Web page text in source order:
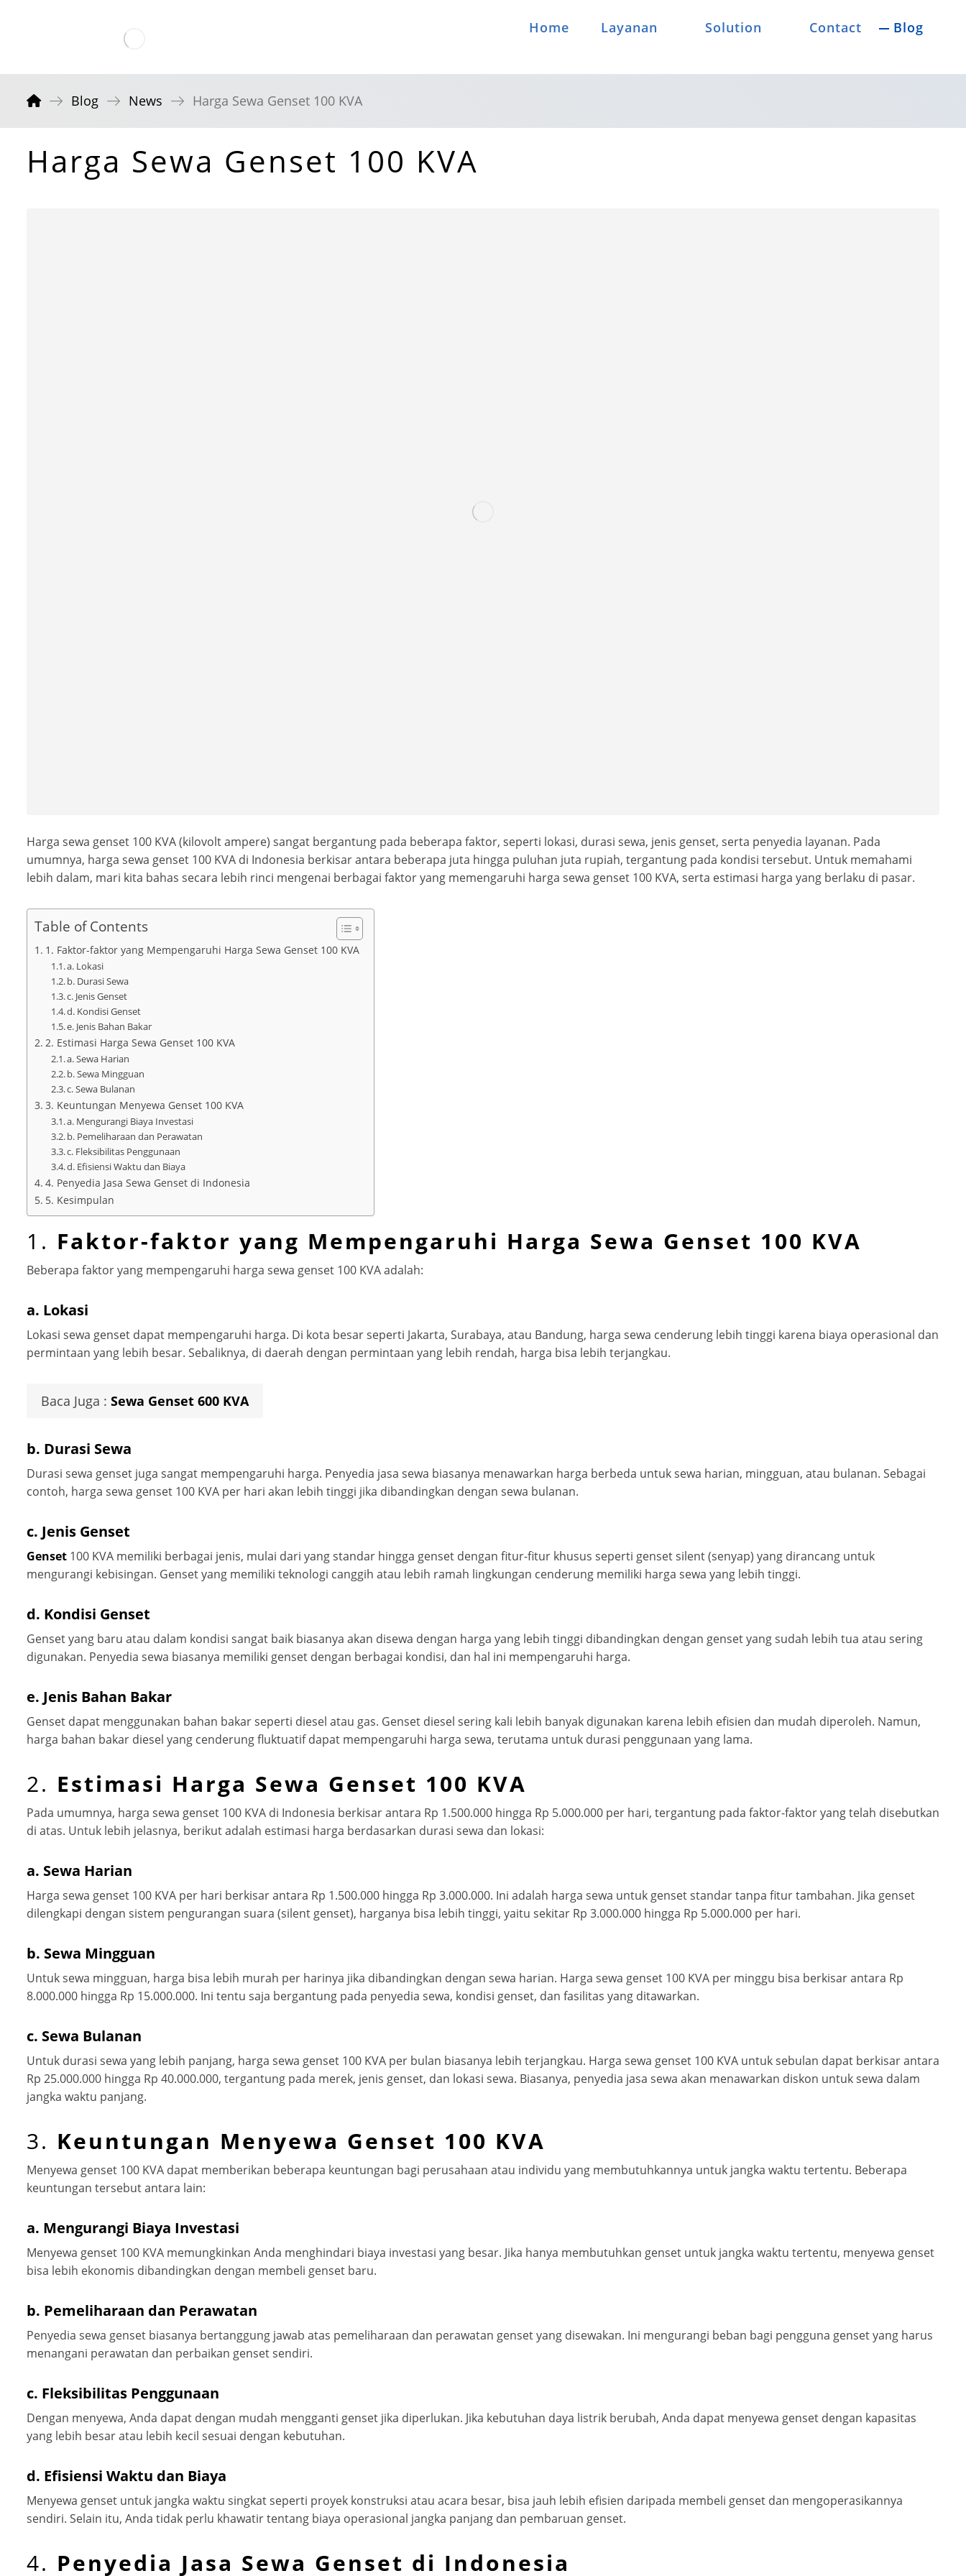
Home Layanan Solution Contact Blog
Blog News Harga Sewa Genset 100 KVA
Harga Sewa Genset 100 KVA
Harga sewa genset 100 KVA (kilovolt ampere) sangat bergantung pada beberapa faktor, seperti lokasi, durasi sewa, jenis genset, serta penyedia layanan. Pada
umumnya, harga sewa genset 100 KVA di Indonesia berkisar antara beberapa juta hingga puluhan juta rupiah, tergantung pada kondisi tersebut. Untuk memahami
lebih dalam, mari kita bahas secara lebih rinci mengenai berbagai faktor yang memengaruhi harga sewa genset 100 KVA, serta estimasi harga yang berlaku di pasar.
Table of Contents
1. Faktor-faktor yang Mempengaruhi Harga Sewa Genset 100 KVA
a. Lokasi
b. Durasi Sewa
c. Jenis Genset
d. Kondisi Genset
e. Jenis Bahan Bakar
2. Estimasi Harga Sewa Genset 100 KVA
a. Sewa Harian
b. Sewa Mingguan
c. Sewa Bulanan
3. Keuntungan Menyewa Genset 100 KVA
a. Mengurangi Biaya Investasi
b. Pemeliharaan dan Perawatan
c. Fleksibilitas Penggunaan
d. Efisiensi Waktu dan Biaya
4. Penyedia Jasa Sewa Genset di Indonesia
5. Kesimpulan
1. Faktor-faktor yang Mempengaruhi Harga Sewa Genset 100 KVA
Beberapa faktor yang mempengaruhi harga sewa genset 100 KVA adalah:
a. Lokasi
Lokasi sewa genset dapat mempengaruhi harga. Di kota besar seperti Jakarta, Surabaya, atau Bandung, harga sewa cenderung lebih tinggi karena biaya operasional dan
permintaan yang lebih besar. Sebaliknya, di daerah dengan permintaan yang lebih rendah, harga bisa lebih terjangkau.
Baca Juga : Sewa Genset 600 KVA
b. Durasi Sewa
Durasi sewa genset juga sangat mempengaruhi harga. Penyedia jasa sewa biasanya menawarkan harga berbeda untuk sewa harian, mingguan, atau bulanan. Sebagai
contoh, harga sewa genset 100 KVA per hari akan lebih tinggi jika dibandingkan dengan sewa bulanan.
c. Jenis Genset
Genset 100 KVA memiliki berbagai jenis, mulai dari yang standar hingga genset dengan fitur-fitur khusus seperti genset silent (senyap) yang dirancang untuk
mengurangi kebisingan. Genset yang memiliki teknologi canggih atau lebih ramah lingkungan cenderung memiliki harga sewa yang lebih tinggi.
d. Kondisi Genset
Genset yang baru atau dalam kondisi sangat baik biasanya akan disewa dengan harga yang lebih tinggi dibandingkan dengan genset yang sudah lebih tua atau sering
digunakan. Penyedia sewa biasanya memiliki genset dengan berbagai kondisi, dan hal ini mempengaruhi harga.
e. Jenis Bahan Bakar
Genset dapat menggunakan bahan bakar seperti diesel atau gas. Genset diesel sering kali lebih banyak digunakan karena lebih efisien dan mudah diperoleh. Namun,
harga bahan bakar diesel yang cenderung fluktuatif dapat mempengaruhi harga sewa, terutama untuk durasi penggunaan yang lama.
2. Estimasi Harga Sewa Genset 100 KVA
Pada umumnya, harga sewa genset 100 KVA di Indonesia berkisar antara Rp 1.500.000 hingga Rp 5.000.000 per hari, tergantung pada faktor-faktor yang telah disebutkan
di atas. Untuk lebih jelasnya, berikut adalah estimasi harga berdasarkan durasi sewa dan lokasi:
a. Sewa Harian
Harga sewa genset 100 KVA per hari berkisar antara Rp 1.500.000 hingga Rp 3.000.000. Ini adalah harga sewa untuk genset standar tanpa fitur tambahan. Jika genset
dilengkapi dengan sistem pengurangan suara (silent genset), harganya bisa lebih tinggi, yaitu sekitar Rp 3.000.000 hingga Rp 5.000.000 per hari.
b. Sewa Mingguan
Untuk sewa mingguan, harga bisa lebih murah per harinya jika dibandingkan dengan sewa harian. Harga sewa genset 100 KVA per minggu bisa berkisar antara Rp
8.000.000 hingga Rp 15.000.000. Ini tentu saja bergantung pada penyedia sewa, kondisi genset, dan fasilitas yang ditawarkan.
c. Sewa Bulanan
Untuk durasi sewa yang lebih panjang, harga sewa genset 100 KVA per bulan biasanya lebih terjangkau. Harga sewa genset 100 KVA untuk sebulan dapat berkisar antara
Rp 25.000.000 hingga Rp 40.000.000, tergantung pada merek, jenis genset, dan lokasi sewa. Biasanya, penyedia jasa sewa akan menawarkan diskon untuk sewa dalam
jangka waktu panjang.
3. Keuntungan Menyewa Genset 100 KVA
Menyewa genset 100 KVA dapat memberikan beberapa keuntungan bagi perusahaan atau individu yang membutuhkannya untuk jangka waktu tertentu. Beberapa
keuntungan tersebut antara lain:
a. Mengurangi Biaya Investasi
Menyewa genset 100 KVA memungkinkan Anda menghindari biaya investasi yang besar. Jika hanya membutuhkan genset untuk jangka waktu tertentu, menyewa genset
bisa lebih ekonomis dibandingkan dengan membeli genset baru.
b. Pemeliharaan dan Perawatan
Penyedia sewa genset biasanya bertanggung jawab atas pemeliharaan dan perawatan genset yang disewakan. Ini mengurangi beban bagi pengguna genset yang harus
menangani perawatan dan perbaikan genset sendiri.
c. Fleksibilitas Penggunaan
Dengan menyewa, Anda dapat dengan mudah mengganti genset jika diperlukan. Jika kebutuhan daya listrik berubah, Anda dapat menyewa genset dengan kapasitas
yang lebih besar atau lebih kecil sesuai dengan kebutuhan.
d. Efisiensi Waktu dan Biaya
Menyewa genset untuk jangka waktu singkat seperti proyek konstruksi atau acara besar, bisa jauh lebih efisien daripada membeli genset dan mengoperasikannya
sendiri. Selain itu, Anda tidak perlu khawatir tentang biaya operasional jangka panjang dan pembaruan genset.
4. Penyedia Jasa Sewa Genset di Indonesia